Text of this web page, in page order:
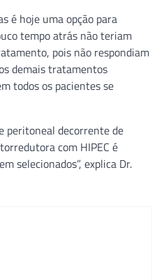
é hoje uma opção para
tempo atrás não teriam
pois não respondiam
demais tratamentos
todos os pacientes se
peritoneal decorrente de
com HIPEC é
selecionados”, explica Dr.